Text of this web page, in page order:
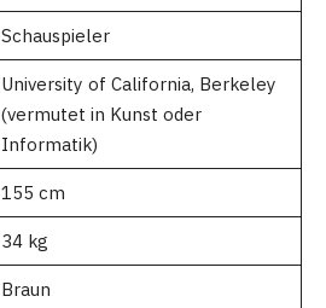
Schauspieler
University of California, Berkeley
(vermutet in Kunst oder
Informatik)
155 cm
34 kg
Braun